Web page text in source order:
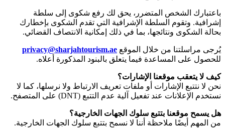
باعتبارك الشخص المتضرر، يحق لك رفع شكوى إلى سلطة
إشرافية. وتقوم السلطة الإشرافية التي تقدم الشكوى بإخطارك
بحالة الشكوى ونتائجها، بما في ذلك إمكانية الانتصاف القضائي.
يُرجى مراسلتنا من خلال الموقع privacy@sharjahtourism.ae
للحصول على المساعدة فيما يتعلق بالبنود المذكورة أعلاه.
كيف لا يتعقب موقعنا الإشارات؟
نحن لا نتتبع الإشارات أو ملفات تعريف الارتباط ولا نرسلها، كما لا
نستخدم الإعلانات عند تفعيل آلية عدم التتبع (DNT) على المتصفح.
هل يسمح موقعنا بتتبع سلوك الجهات الخارجية؟
من المهم أيضًا ملاحظة أننا لا نسمح بتتبع سلوك الجهات الخارجية.